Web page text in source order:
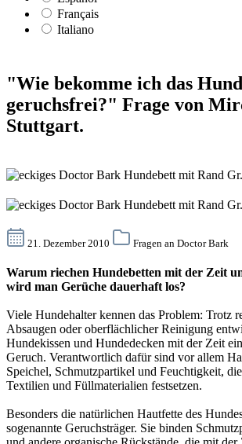
Français
Italiano
"Wie bekomme ich das
geruchsfrei?" Frage von
Stuttgart.
21. Dezember 2010 Fragen an Doctor Bark
Warum riechen Hundebetten mit der Zeit
wird man Gerüche dauerhaft los?
Viele Hundehalter kennen das Problem: Trotz
Absaugen oder oberflächlicher Reinigung
Hundekissen und Hundedecken mit der Zeit
Geruch. Verantwortlich dafür sind vor allem
Speichel, Schmutzpartikel und Feuchtigkeit,
Textilien und Füllmaterialien festsetzen.
Besonders die natürlichen Hautfette des
sogenannte Geruchsträger. Sie binden